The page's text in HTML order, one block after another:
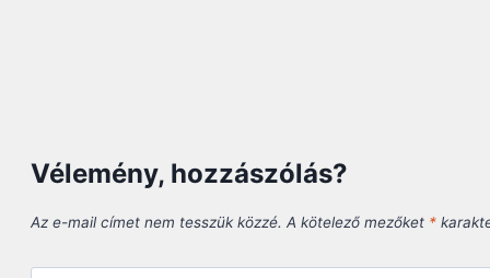
Vélemény, hozzászólás?
Az e-mail címet nem tesszük közzé. A kötelező mezőket *